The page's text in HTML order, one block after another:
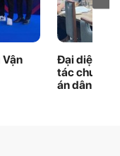
Vận
Đại diện
tác chuyển
án dân sự